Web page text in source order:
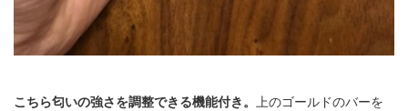
こちら匂いの強さを調整できる機能付き。 上のゴールドのバーを